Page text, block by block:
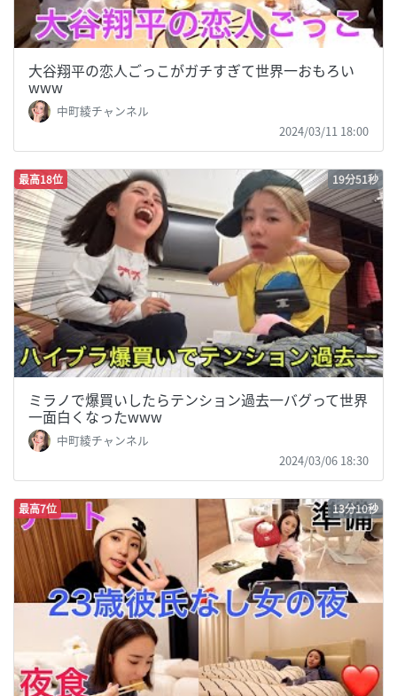
大谷翔平の恋人ごっこがガチすぎて世界一おもろい
www
中町綾チャンネル
2024/03/11 18:00
最高18位 19分51秒
ミラノで爆買いしたらテンション過去一バグって世界
一面白くなったwww
中町綾チャンネル
2024/03/06 18:30
最高7位 13分10秒